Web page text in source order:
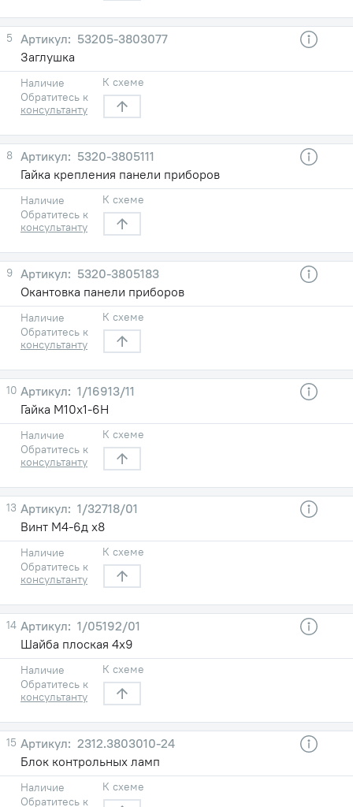
5
53205-3803077
Заглушка
Наличие
Обратитесь к
консультанту
К схеме
8
5320-3805111
Гайка крепления панели приборов
Наличие
Обратитесь к
консультанту
К схеме
9
5320-3805183
Окантовка панели приборов
Наличие
Обратитесь к
консультанту
К схеме
10
1/16913/11
Гайка М10х1-6Н
Наличие
Обратитесь к
консультанту
К схеме
13
1/32718/01
Винт М4-6д х8
Наличие
Обратитесь к
консультанту
К схеме
14
1/05192/01
Шайба плоская 4х9
Наличие
Обратитесь к
консультанту
К схеме
15
2312.3803010-24
Блок контрольных ламп
Наличие
Обратитесь к
К схеме